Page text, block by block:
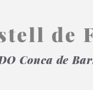
de
Conca de